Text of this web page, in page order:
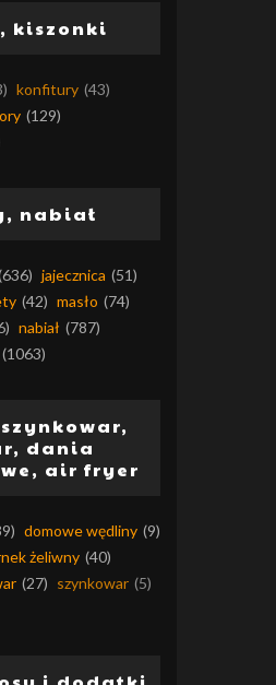
kiszonki
konfitury (43)
(129)
nabiał
jajecznica (51)
(42) masło (74)
nabiał (787)
(1063)
dania
air fryer
domowe wędliny (9)
żeliwny (40)
(27) szynkowar (5)